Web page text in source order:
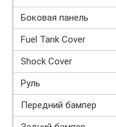
Боковая панель
Fuel Tank Cover
Shock Cover
Руль
Передний бампер